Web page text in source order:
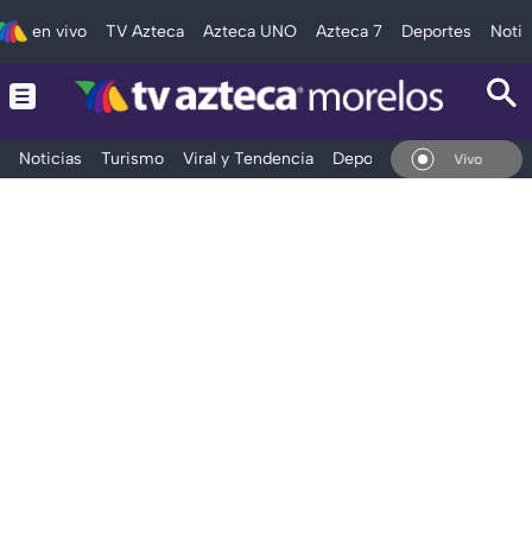
en vivo TV Azteca Azteca UNO Azteca 7 Deportes
Noticias Turismo Viral y Tendencia Deportes Espectáculos
En Vivo